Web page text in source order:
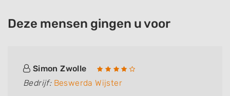
Deze mensen gingen u voor
Simon Zwolle
Bedrijf: Beswerda Wijster